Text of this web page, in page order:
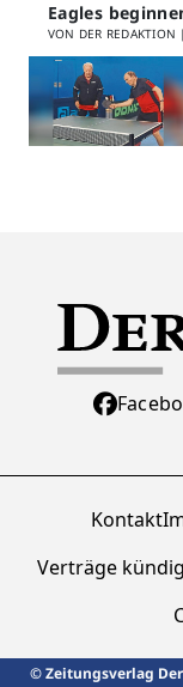
Eagles
VON DER REDAKTION |
Kontakt
Verträge
© Zeitungsverlag